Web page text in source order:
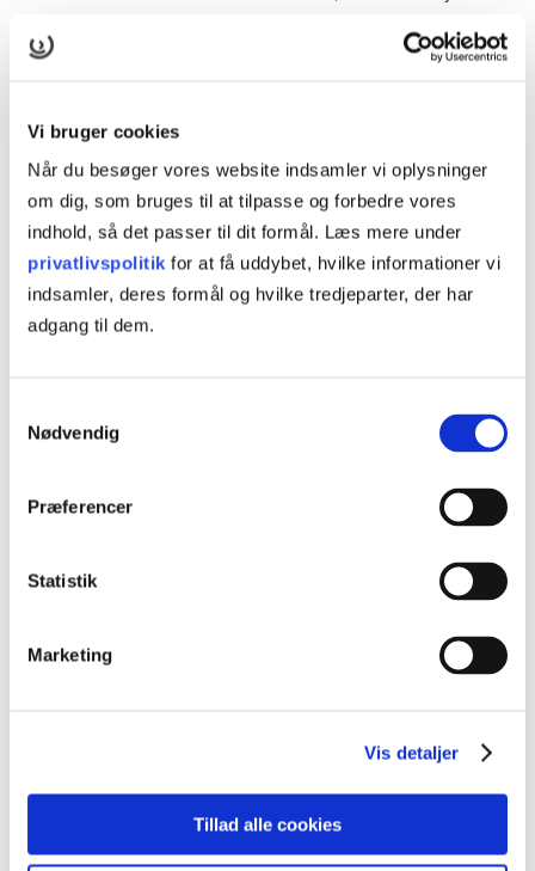
Vi bruger cookies
Når du besøger vores website indsamler vi oplysninger
om dig, som bruges til at tilpasse og forbedre vores
indhold, så det passer til dit formål. Læs mere under
privatlivspolitik for at få uddybet, hvilke informationer vi
indsamler, deres formål og hvilke tredjeparter, der har
adgang til dem.
Nødvendig
Præferencer
Statistik
Marketing
Vis detaljer
Tillad alle cookies
nordvestlige Odense. Åbent værksted foregår mandag til
senest to hverdage før kursusstart.
Læs mere
Hvad er onlineundervisning?
På vores onlinekurser arbejder du selvstændigt med
opgaver, videoer, quizzer og læser teori om kursets emne
på vores online læringsplatform. Onlineundervisningen
Tilmelding skal ske senest to hverdage før kursusstart.
Hvad er blended learning?
Blended learning er et mix af klasseundervisning med
fremmøde og individuelt arbejde på kursuscentret eller
Læs mere
Kursusinformationer